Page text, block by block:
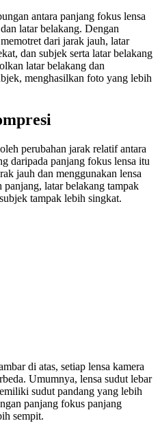
antara panjang fokus lensa
latar belakang. Dengan
dari jarak jauh, latar
dan subjek serta latar belakang
latar belakang dan
menghasilkan foto yang lebih
perubahan jarak relatif antara
daripada panjang fokus lensa itu
jauh dan menggunakan lensa
latar belakang tampak
tampak lebih singkat.
di atas, setiap lensa kamera
Umumnya, lensa sudut lebar
sudut pandang yang lebih
panjang fokus panjang
sempit.